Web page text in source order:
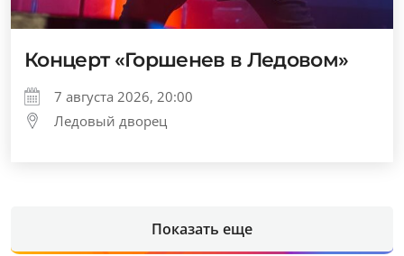
Концерт «Горшенев в Ледовом»
7 августа 2026, 20:00
Ледовый дворец
Показать еще